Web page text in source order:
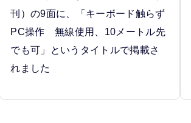
刊）の9面に、「キーボード触らず
PC操作 無線使用、10メートル先
でも可」というタイトルで掲載さ
れました